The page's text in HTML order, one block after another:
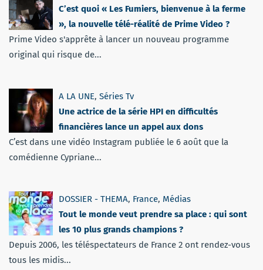
C’est quoi « Les Fumiers, bienvenue à la ferme
», la nouvelle télé-réalité de Prime Video ?
Prime Video s'apprête à lancer un nouveau programme
original qui risque de...
A LA UNE, Séries Tv
Une actrice de la série HPI en difficultés
financières lance un appel aux dons
C’est dans une vidéo Instagram publiée le 6 août que la
comédienne Cypriane...
DOSSIER - THEMA, France, Médias
Tout le monde veut prendre sa place : qui sont
les 10 plus grands champions ?
Depuis 2006, les téléspectateurs de France 2 ont rendez-vous
tous les midis...